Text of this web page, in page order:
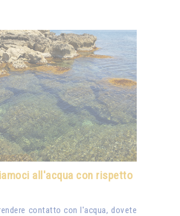
all'acqua con rispetto
contatto con l'acqua, dovete